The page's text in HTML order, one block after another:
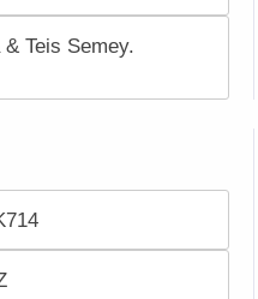
Teis Semey.